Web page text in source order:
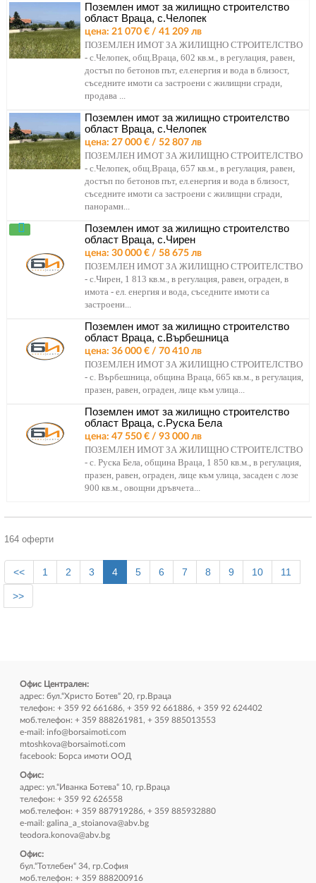
Поземлен имот за жилищно строителство
област Враца, с.Челопек
цена: 21 070 € / 41 209 лв
ПОЗЕМЛЕН ИМОТ ЗА ЖИЛИЩНО СТРОИТЕЛСТВО
- с.Челопек, общ.Враца, 602 кв.м., в регулация, равен,
достъп по бетонов път, ел.енергия и вода в близост,
съседните имоти са застроени с жилищни сгради,
продава ...
Поземлен имот за жилищно строителство
област Враца, с.Челопек
цена: 27 000 € / 52 807 лв
ПОЗЕМЛЕН ИМОТ ЗА ЖИЛИЩНО СТРОИТЕЛСТВО
- с.Челопек, общ.Враца, 657 кв.м., в регулация, равен,
достъп по бетонов път, ел.енергия и вода в близост,
съседните имоти са застроени с жилищни сгради,
панорамн...
Поземлен имот за жилищно строителство
област Враца, с.Чирен
цена: 30 000 € / 58 675 лв
ПОЗЕМЛЕН ИМОТ ЗА ЖИЛИЩНО СТРОИТЕЛСТВО
- с.Чирен, 1 813 кв.м., в регулация, равен, ограден, в
имота - ел. енергия и вода, съседните имоти са
застроени...
Поземлен имот за жилищно строителство
област Враца, с.Върбешница
цена: 36 000 € / 70 410 лв
ПОЗЕМЛЕН ИМОТ ЗА ЖИЛИЩНО СТРОИТЕЛСТВО
- с. Върбешница, община Враца, 665 кв.м., в регулация,
празен, равен, ограден, лице към улица...
Поземлен имот за жилищно строителство
област Враца, с.Руска Бела
цена: 47 550 € / 93 000 лв
ПОЗЕМЛЕН ИМОТ ЗА ЖИЛИЩНО СТРОИТЕЛСТВО
- с. Руска Бела, община Враца, 1 850 кв.м., в регулация,
празен, равен, ограден, лице към улица, засаден с лозе
900 кв.м., овощни дръвчета...
164 оферти
<< 1 2 3 4 5 6 7 8 9 10 11
>>
Офис Централен:
адрес: бул.“Христо Ботев“ 20, гр.Враца
телефон: + 359 92 661686, + 359 92 661886, + 359 92 624402
моб.телефон: + 359 888261981, + 359 885013553
e-mail: info@borsaimoti.com
mtoshkova@borsaimoti.com
facebook: Борса имоти ООД
Офис:
адрес: ул.“Иванка Ботева“ 10, гр.Враца
телефон: + 359 92 626558
моб.телефон: + 359 887919286, + 359 885932880
e-mail: galina_a_stoianova@abv.bg
teodora.konova@abv.bg
Офис:
бул.“Тотлебен“ 34, гр.София
моб.телефон: + 359 888200916